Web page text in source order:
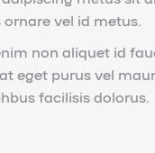
vel id metus.
non aliquet id
eget purus vel
facilisis dolorus.